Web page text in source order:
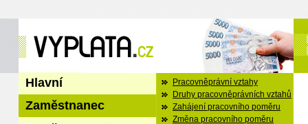
Hlavní
Zaměstnanec
Pracovněprávní vztahy
Druhy pracovněprávních vztahů
Zahájení pracovního poměru
Změna pracovního poměru